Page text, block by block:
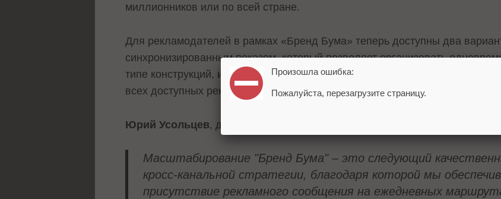
миллионников или по всей стране.
Для рекламодателей в рамках «Бренд Бума» теперь доступны два
синхронизированным показом, который позволяет организовать
типе конструкций, и без синхронизации – когда обеспечивается
всех доступных рекламных форматах.
Юрий Усольцев, директор по продажам Russ:
Масштабирование "Бренд Бума" – это следующий
кросс-канальной стратегии, благодаря которой мы
присутствие рекламного сообщения на ежедневных
Произошла ошибка:
Пожалуйста, перезагрузите страницу.